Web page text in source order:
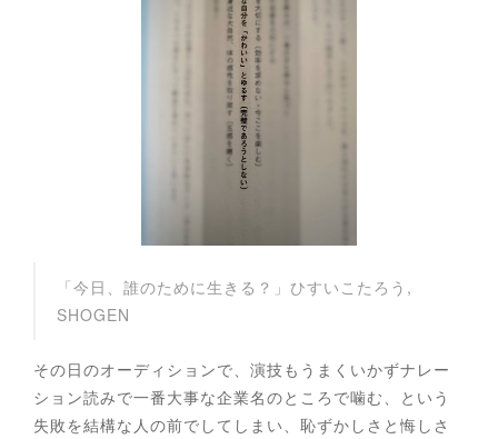
「今日、誰のために生きる？」ひすいこたろう,
SHOGEN
その日のオーディションで、演技もうまくいかずナレー
ション読みで一番大事な企業名のところで噛む、という
失敗を結構な人の前でしてしまい、恥ずかしさと悔しさ